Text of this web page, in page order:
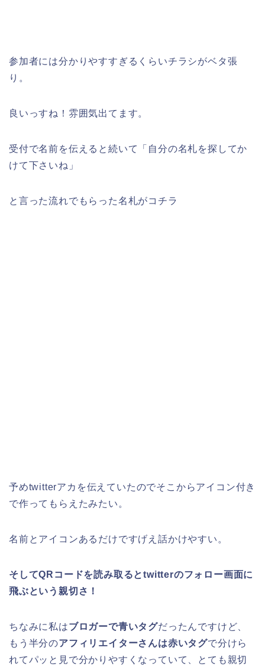
参加者には分かりやすすぎるくらいチラシがベタ張
り。
良いっすね！雰囲気出てます。
受付で名前を伝えると続いて「自分の名札を探してか
けて下さいね」
と言った流れでもらった名札がコチラ
予めtwitterアカを伝えていたのでそこからアイコン付き
で作ってもらえたみたい。
名前とアイコンあるだけですげえ話かけやすい。
そしてQRコードを読み取るとtwitterのフォロー画面に
飛ぶという親切さ！
ちなみに私はブロガーで青いタグだったんですけど、
もう半分のアフィリエイターさんは赤いタグで分けら
れてパッと見で分かりやすくなっていて、とても親切